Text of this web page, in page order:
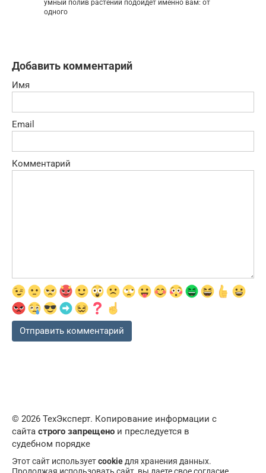
умный полив растений подойдет именно вам: от
одного
Добавить комментарий
Имя
Email
Комментарий
© 2026 ТехЭксперт. Копирование информации с
сайта строго запрещено и преследуется в
судебном порядке
Этот сайт используетcookieдля хранения данных.